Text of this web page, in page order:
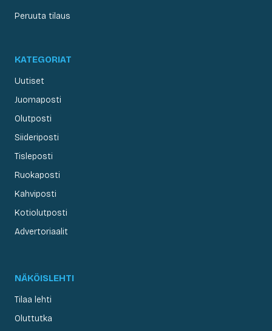
Peruuta tilaus
KATEGORIAT
Uutiset
Juomaposti
Olutposti
Siideriposti
Tisleposti
Ruokaposti
Kahviposti
Kotiolutposti
Advertoriaalit
NÄKÖISLEHTI
Tilaa lehti
Oluttutka